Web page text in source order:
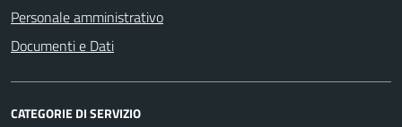
Personale amministrativo
Documenti e Dati
CATEGORIE DI SERVIZIO